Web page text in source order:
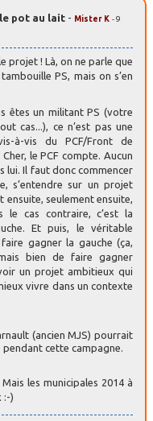
le pot au lait - Mister K - 9
projet ! Là, on ne parle que
PS, mais on s’en
êtes un militant PS (votre
cas...), ce n’est pas une
à-vis du PCF/Front de
le PCF compte. Aucun
lui. Il faut donc commencer
s’entendre sur un projet
seulement ensuite,
le cas contraire, c’est la
Et puis, le véritable
gagner la gauche (ça,
bien de faire gagner
un projet ambitieux qui
vivre dans un contexte
(ancien MJS) pourrait
pendant cette campagne.
les municipales 2014 à
:-)